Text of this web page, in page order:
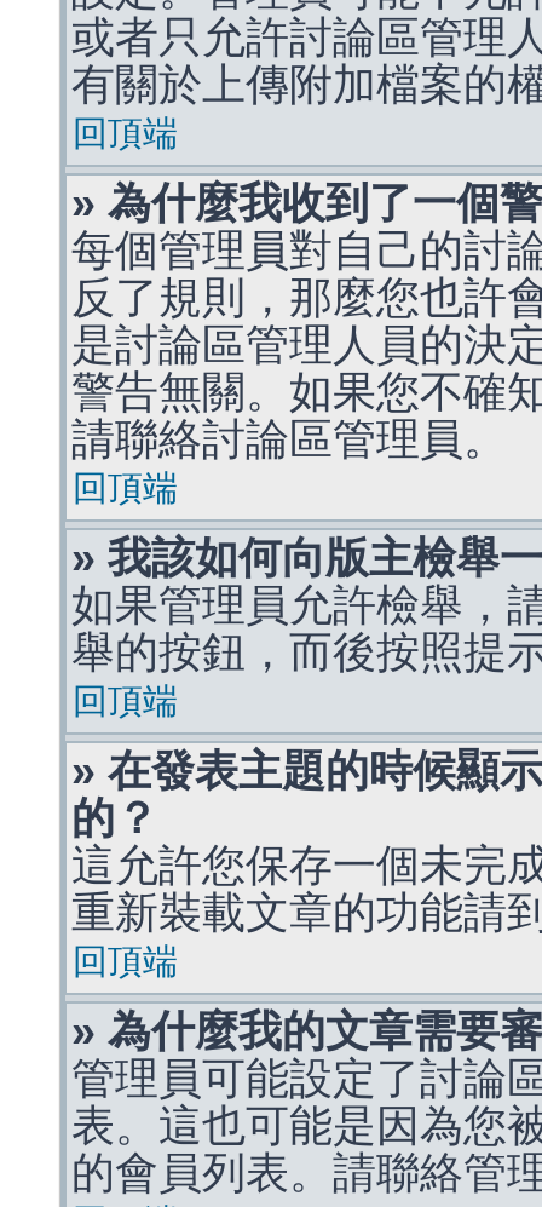
或者只允許討論區管理
有關於上傳附加檔案的
回頂端
» 為什麼我收到了一個
每個管理員對自己的討
反了規則，那麼您也許
是討論區管理人員的決
警告無關。如果您不確
請聯絡討論區管理員。
回頂端
» 我該如何向版主檢舉
如果管理員允許檢舉，
舉的按鈕，而後按照提
回頂端
» 在發表主題的時候顯
的？
這允許您保存一個未完
重新裝載文章的功能請
回頂端
» 為什麼我的文章需要
管理員可能設定了討論
表。這也可能是因為您
的會員列表。請聯絡管